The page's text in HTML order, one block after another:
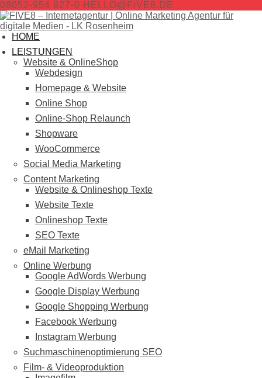
08052-954 827-0 HELLO@FIVE8.DE
HOME
LEISTUNGEN
Website & OnlineShop
Webdesign
Homepage & Website
Online Shop
Online-Shop Relaunch
Shopware
WooCommerce
Social Media Marketing
Content Marketing
Website & Onlineshop Texte
Website Texte
Onlineshop Texte
SEO Texte
eMail Marketing
Online Werbung
Google AdWords Werbung
Google Display Werbung
Google Shopping Werbung
Facebook Werbung
Instagram Werbung
Suchmaschinenoptimierung SEO
Film- & Videoproduktion